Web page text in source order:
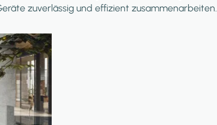
zuverlässig und effizient zusammenarbeiten.